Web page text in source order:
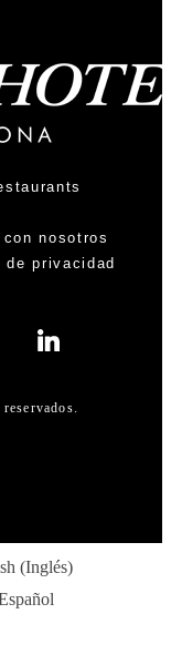
nosotros
privacidad
(Inglés)